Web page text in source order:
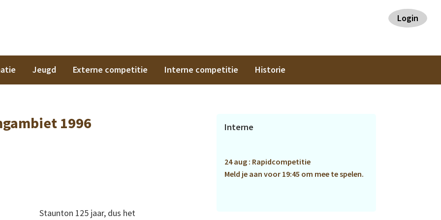
Login
Jeugd Externe competitie Interne competitie Historie
1996
Staunton 125 jaar, dus het
Primaire
Interne
24 aug : Rapidcompetitie
Meld je aan voor 19:45 om mee te spelen.